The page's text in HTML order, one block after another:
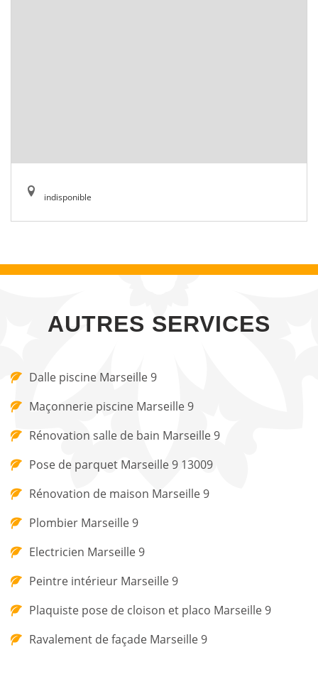
indisponible
AUTRES SERVICES
Dalle piscine Marseille 9
Maçonnerie piscine Marseille 9
Rénovation salle de bain Marseille 9
Pose de parquet Marseille 9 13009
Rénovation de maison Marseille 9
Plombier Marseille 9
Electricien Marseille 9
Peintre intérieur Marseille 9
Plaquiste pose de cloison et placo Marseille 9
Ravalement de façade Marseille 9